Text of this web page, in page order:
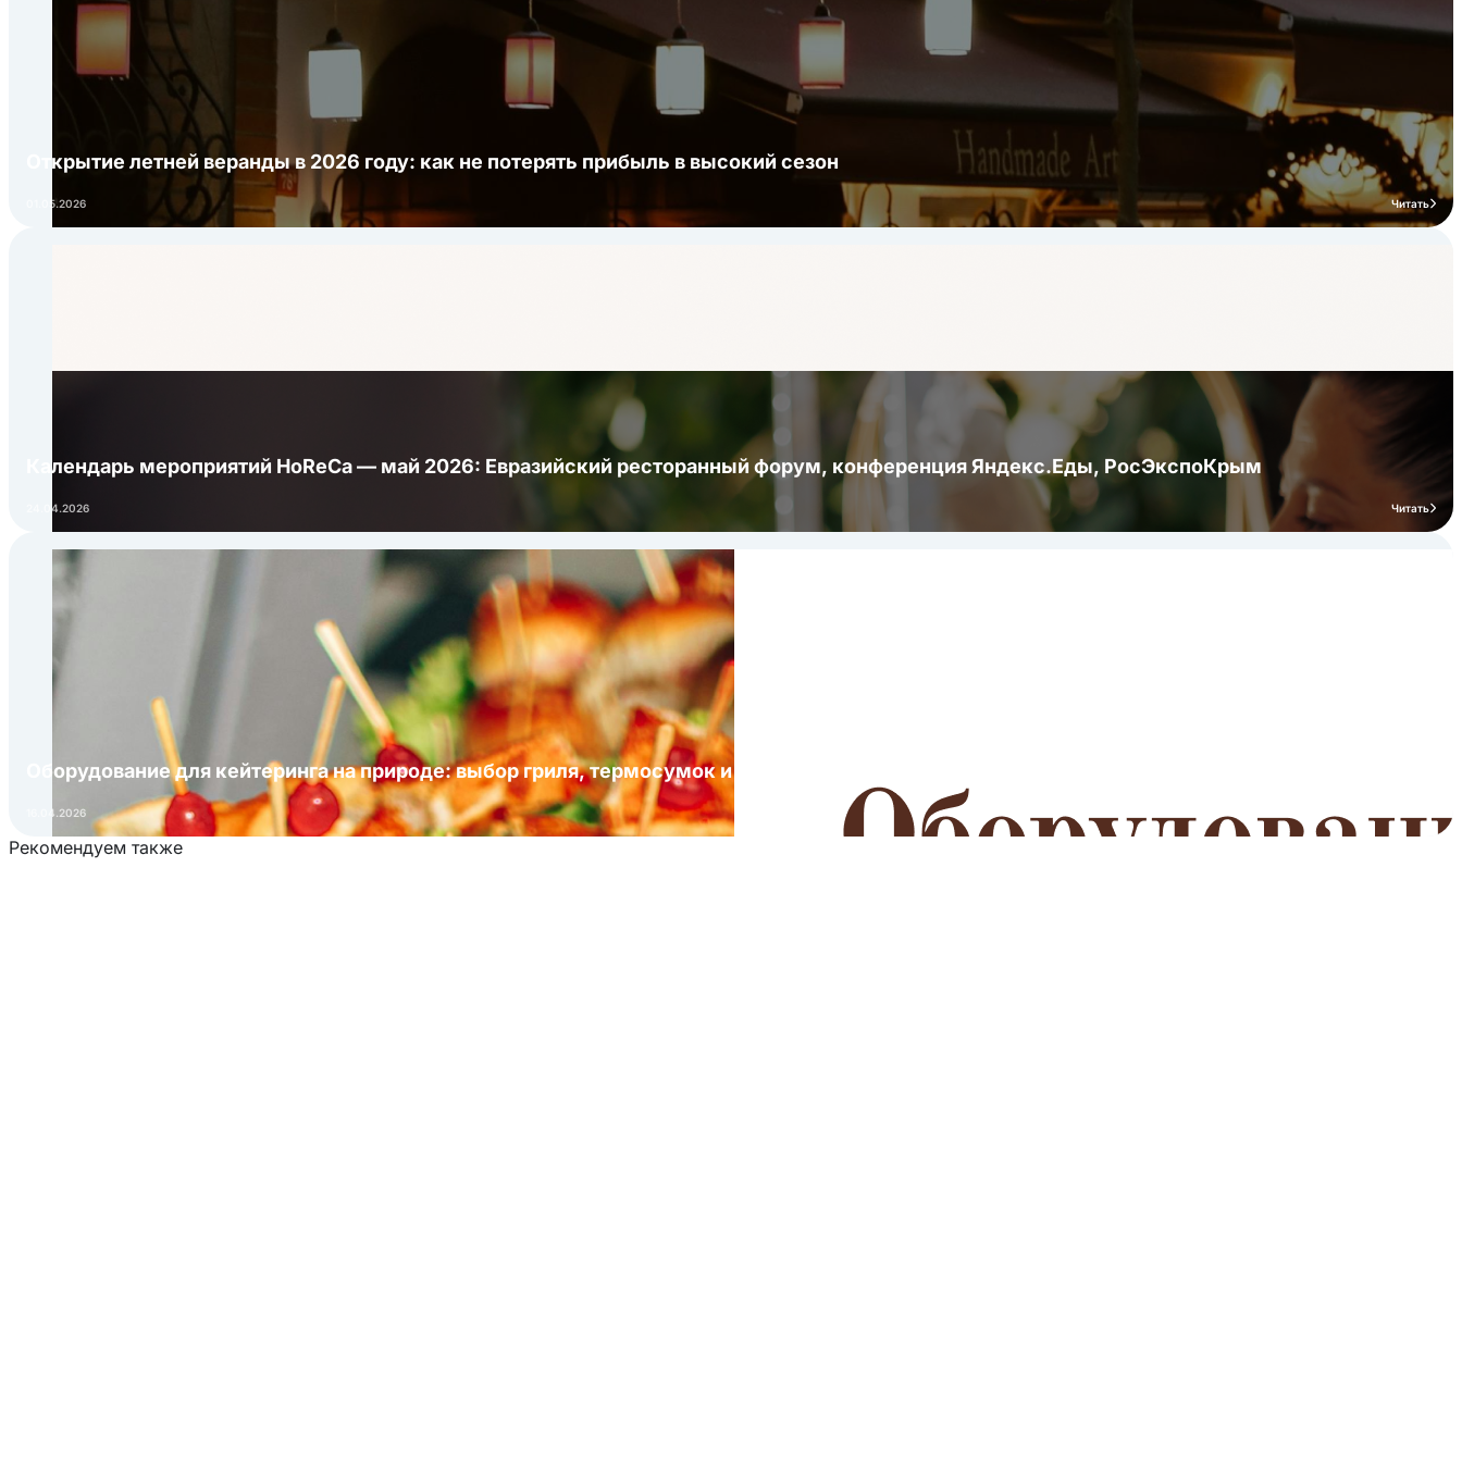
Открытие летней веранды в 2026 году: как не потерять прибыль в высокий сезон
01.05.2026 Читать
Календарь мероприятий HoReCa — май 2026: Евразийский ресторанный форум, конференция Яндекс.Еды, РосЭкспоКрым
24.04.2026 Читать
Оборудование для кейтеринга на природе: выбор гриля, термосумок и посуды для выездных мероприятий
16.04.2026
Рекомендуем также